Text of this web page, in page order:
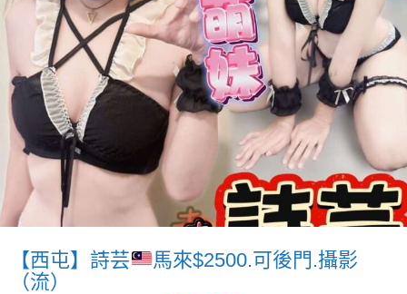
【西屯】詩芸
馬來$2500.可後門.攝影
（流）